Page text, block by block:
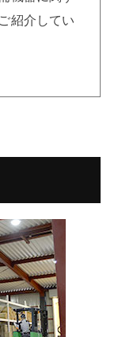
紹介してい